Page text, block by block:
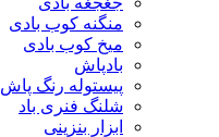
منگنه کوب بادی
میخ کوب بادی
بادپاش
پیستوله رنگ پاش
شلنگ فنری باد
ابزار بنزینی